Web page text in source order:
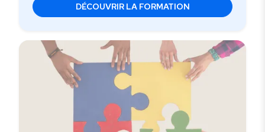
DÉCOUVRIR LA FORMATION